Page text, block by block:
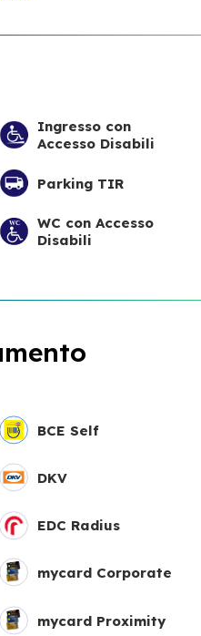
Ingresso con
Accesso Disabili
Parking TIR
WC con Accesso
Disabili
BCE Self
DKV
EDC Radius
mycard Corporate
mycard Proximity